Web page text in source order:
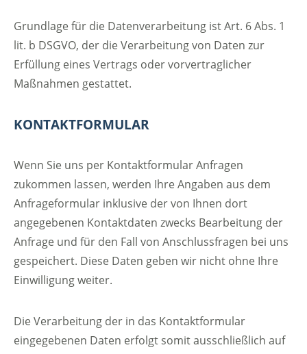
Grundlage für die Datenverarbeitung ist Art. 6 Abs. 1
lit. b DSGVO, der die Verarbeitung von Daten zur
Erfüllung eines Vertrags oder vorvertraglicher
Maßnahmen gestattet.
KONTAKTFORMULAR
Wenn Sie uns per Kontaktformular Anfragen
zukommen lassen, werden Ihre Angaben aus dem
Anfrageformular inklusive der von Ihnen dort
angegebenen Kontaktdaten zwecks Bearbeitung der
Anfrage und für den Fall von Anschlussfragen bei uns
gespeichert. Diese Daten geben wir nicht ohne Ihre
Einwilligung weiter.
Die Verarbeitung der in das Kontaktformular
eingegebenen Daten erfolgt somit ausschließlich auf